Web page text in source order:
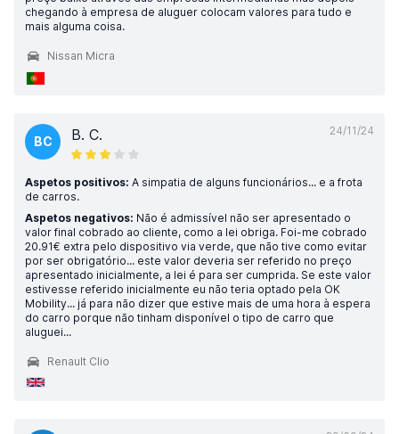
chegando à empresa de aluguer colocam valores para tudo e
mais alguma coisa.
Nissan Micra
24/11/24
BC B. C.
Aspetos positivos: A simpatia de alguns funcionários... e a frota
de carros.
Aspetos negativos: Não é admissível não ser apresentado o
valor final cobrado ao cliente, como a lei obriga. Foi-me cobrado
20.91€ extra pelo dispositivo via verde, que não tive como evitar
por ser obrigatório... este valor deveria ser referido no preço
apresentado inicialmente, a lei é para ser cumprida. Se este valor
estivesse referido inicialmente eu não teria optado pela OK
Mobility... já para não dizer que estive mais de uma hora à espera
do carro porque não tinham disponível o tipo de carro que
aluguei...
Renault Clio